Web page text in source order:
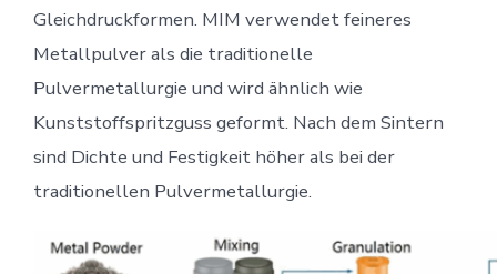
Gleichdruckformen. MIM verwendet feineres
Metallpulver als die traditionelle
Pulvermetallurgie und wird ähnlich wie
Kunststoffspritzguss geformt. Nach dem Sintern
sind Dichte und Festigkeit höher als bei der
traditionellen Pulvermetallurgie.